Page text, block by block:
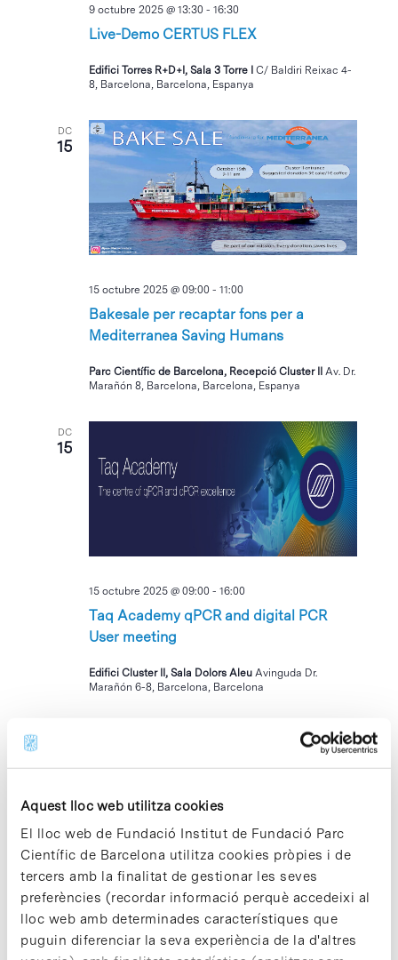
Aquest lloc web utilitza cookies
El lloc web de Fundació Institut de Fundació Parc
Científic de Barcelona utilitza cookies pròpies i de
tercers amb la finalitat de gestionar les seves
preferències (recordar informació perquè accedeixi al
lloc web amb determinades característiques que
puguin diferenciar la seva experiència de la d'altres
Live-Demo CERTUS FLEX
9 octubre 2025 @ 13:30 -16:30
Edifici Torres R+D+I, Sala 3 Torre IC/ Baldiri Reixac 4-
8, Barcelona, Barcelona, Espanya
DC
15
Bakesale per recaptar fons per a
Mediterranea Saving Humans
15 octubre 2025 @ 09:00 -11:00
Parc Científic de Barcelona, Recepció Cluster IIAv. Dr.
Marañón 8, Barcelona, Barcelona, Espanya
DC
15
Taq Academy qPCR and digital PCR
User meeting
15 octubre 2025 @ 09:00 -16:00
Edifici Cluster II, Sala Dolors Aleu Avinguda Dr.
Marañón 6-8, Barcelona, Barcelona
Coffee Connection (Acte exclusiu per a
la Comunitat PCB)
16 octubre 2025 @ 10:00 11:30